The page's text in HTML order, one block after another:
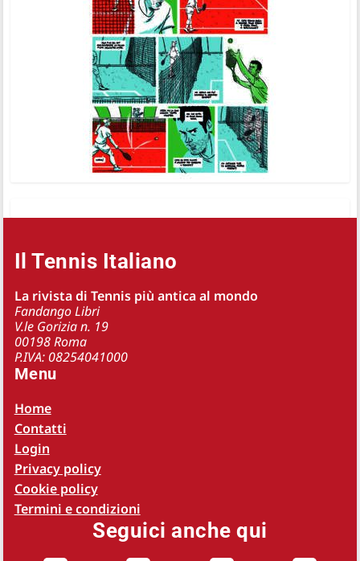
Il Tennis Italiano
La rivista di Tennis più antica al mondo
Fandango Libri
V.le Gorizia n. 19
00198 Roma
P.IVA: 08254041000
Menu
Home
Contatti
Login
Privacy policy
Cookie policy
Termini e condizioni
Seguici anche qui